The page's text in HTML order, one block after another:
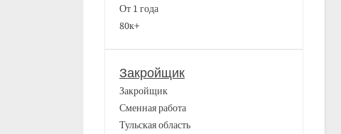
От 1 года
80к+
Закройщик
Закройщик
Сменная работа
Тульская область